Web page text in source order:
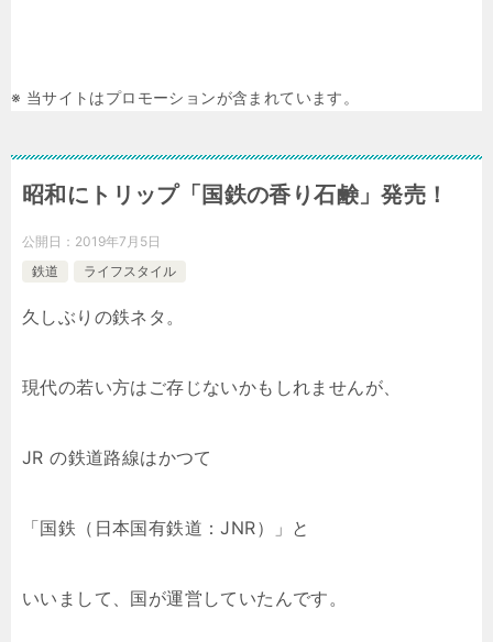
※ 当サイトはプロモーションが含まれています。
昭和にトリップ「国鉄の香り石鹸」発売！
公開日： 2019年7月5日
鉄道
ライフスタイル
久しぶりの鉄ネタ。
現代の若い方はご存じないかもしれませんが、
JR の鉄道路線はかつて
「国鉄（日本国有鉄道：JNR）」と
いいまして、国が運営していたんです。